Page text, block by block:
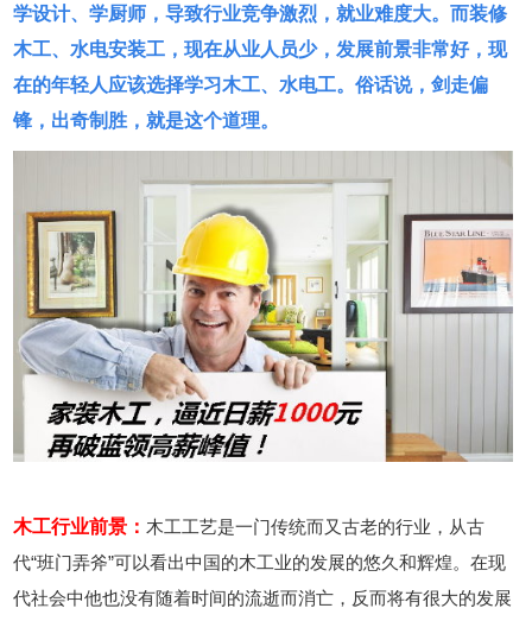
学设计、学厨师，导致行业竞争激烈，就业难度大。而装修
木工、水电安装工，现在从业人员少，发展前景非常好，现
在的年轻人应该选择学习木工、水电工。俗话说，剑走偏
锋，出奇制胜，就是这个道理。
木工行业前景： 木工工艺是一门传统而又古老的行业，从古
代“班门弄斧”可以看出中国的木工业的发展的悠久和辉煌。在现
代社会中他也没有随着时间的流逝而消亡，反而将有很大的发展